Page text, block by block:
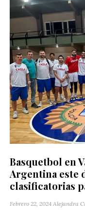
Basquetbol en
Argentina este
clasificatorias
Febrero 22, 2024 Alejandra